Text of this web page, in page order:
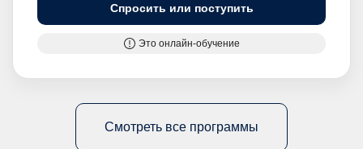
Спросить или поступить
Это онлайн-обучение
Смотреть все программы